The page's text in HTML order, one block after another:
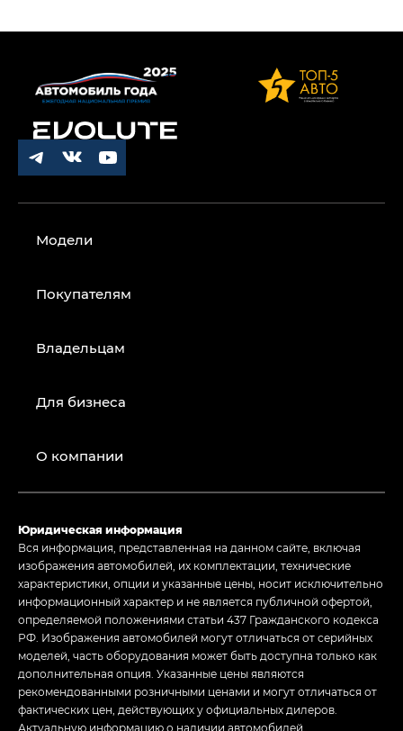
Модели
Покупателям
Владельцам
Для бизнеса
О компании
Юридическая информация
Вся информация, представленная на данном сайте, включая
изображения автомобилей, их комплектации, технические
характеристики, опции и указанные цены, носит исключительно
информационный характер и не является публичной офертой,
определяемой положениями статьи 437 Гражданского кодекса
РФ. Изображения автомобилей могут отличаться от серийных
моделей, часть оборудования может быть доступна только как
дополнительная опция. Указанные цены являются
рекомендованными розничными ценами и могут отличаться от
фактических цен, действующих у официальных дилеров.
Актуальную информацию о наличии автомобилей,